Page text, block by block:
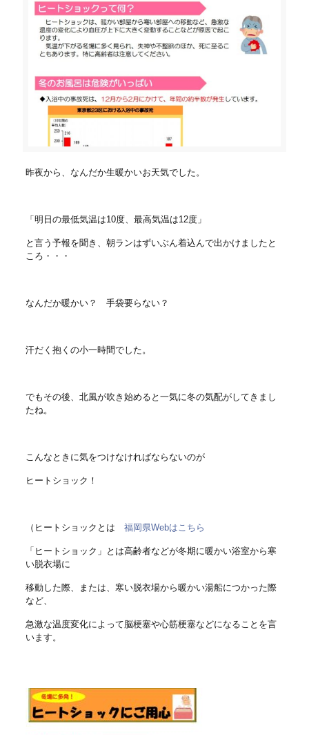
昨夜から、なんだか生暖かいお天気でした。
「明日の最低気温は10度、最高気温は12度」
と言う予報を聞き、朝ランはずいぶん着込んで出かけましたと
ころ・・・
なんだか暖かい？ 手袋要らない？
汗だく抱くの小一時間でした。
でもその後、北風が吹き始めると一気に冬の気配がしてきまし
たね。
こんなときに気をつけなければならないのが
ヒートショック！
（ヒートショックとは 福岡県Webはこちら
「ヒートショック」とは高齢者などが冬期に暖かい浴室から寒
い脱衣場に
移動した際、または、寒い脱衣場から暖かい湯船につかった際
など、
急激な温度変化によって脳梗塞や心筋梗塞などになることを言
います。